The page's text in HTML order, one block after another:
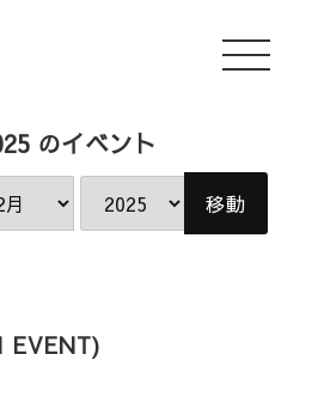
のイベント
EVENT)